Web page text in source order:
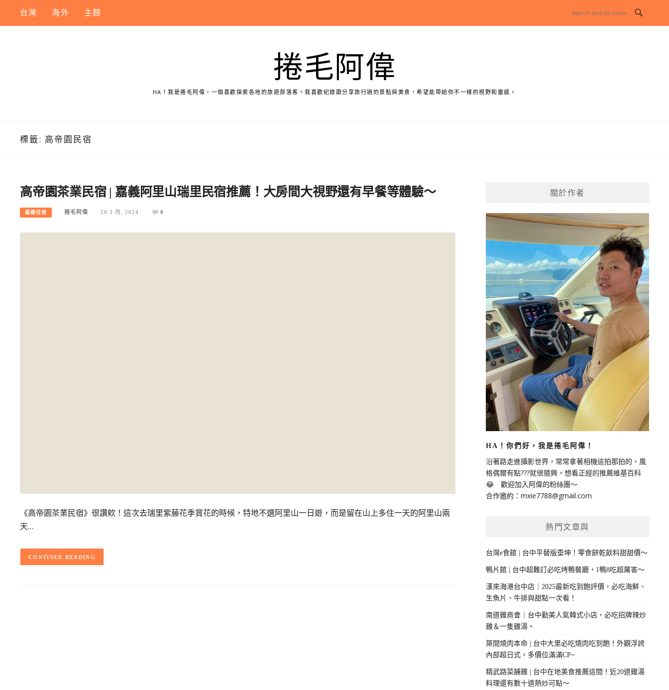
content
台灣 海外 主題
捲毛阿偉
HA！我是捲毛阿偉，一個喜歡探索各地的旅遊部落客。我喜歡紀錄跟分享旅行過的景點與美食，希望能帶給你不一樣的視野和靈感。
標籤: 高帝園民宿
高帝園茶業民宿 | 嘉義阿里山瑞里民宿推薦！大房間大視野還有早餐等體驗～
嘉義住宿 捲毛阿偉 20 3 月, 2024 0
《高帝園茶業民宿》很讚欸！這次去瑞里紫藤花季賞花的時候，特地不選阿里山一日遊，而是留在山上多住一天的阿里山兩
天…
CONTINUE READING
關於作者
HA！你們好，我是捲毛阿偉！
沿著路走進攝影世界，常常拿著相機這拍那拍的，風
格偶爾有點???就很隨興，想看正經的推薦維基百科
😂 歡迎加入阿偉的粉絲團～
合作邀約： mxie7788@gmail.com
熱門文章與
台灣e食館 | 台中平替版垂坤！零食餅乾飲料甜甜價～
鴨片館 | 台中超難訂必吃烤鴨餐廳，1鴨8吃超厲害～
漢來海港台中店｜2025最新吃到飽評價，必吃海鮮、
生魚片、牛排與甜點一次看！
南道雞商會｜台中勤美人氣韓式小店，必吃招牌辣炒
雞＆一隻雞湯。
築間燒肉本命 | 台中大里必吃燒肉吃到飽！外觀浮誇
內部超日式，多價位滿滿CP~
精武路菜脯雞 | 台中在地美食推薦這間！近20道雞湯
料理還有數十道熱炒可點～